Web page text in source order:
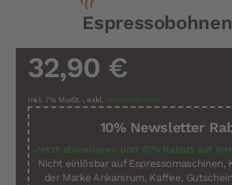
32,90 €
Inkl. 7% MwSt. ,exkl. Versandkosten
10% Newsletter
Jetzt abonnieren und 10% Rabatt auf
Nicht einlösbar auf Espressomaschinen,
der Marke Ankarsrum, Kaffee,